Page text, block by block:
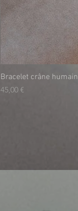
Bracelet crâne humain
Τιμή
45,00 €